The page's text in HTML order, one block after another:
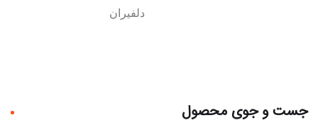
دلفیران
جست و جوی محصول